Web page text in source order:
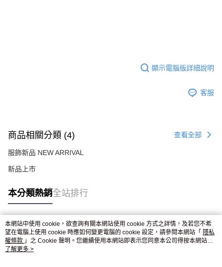
顯示電腦版詳細說明
客服
商品相關分類 (4) 查看全部
服飾新品 NEW ARRIVAL
新品上市
本分類熱銷全站排行
熱門標籤
本網站中使用 cookie，欲查詢有關本網站使用 cookie 方式之詳情，及若您不希
望在電腦上使用 cookie 時應如何變更電腦的 cookie 設定，請參閱本網站「 隱私
權條款 」之 Cookie 聲明。您繼續使用本網站即表示您同意本公司得按本網站使
用條款之 Cookie 聲明使用 cookie。
了解更多 >